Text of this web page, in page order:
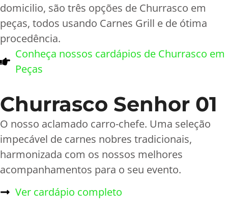
domicilio, são três opções de Churrasco em
peças, todos usando Carnes Grill e de ótima
procedência.
Conheça nossos cardápios de Churrasco em
Peças
Churrasco Senhor 01
O nosso aclamado carro-chefe. Uma seleção
impecável de carnes nobres tradicionais,
harmonizada com os nossos melhores
acompanhamentos para o seu evento.
Ver cardápio completo